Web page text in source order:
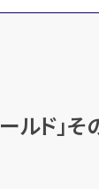
ールド」